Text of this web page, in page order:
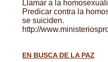
Llamar a la
Predicar contra la
se suiciden.
http://
EN BUSCA DE LA PAZ